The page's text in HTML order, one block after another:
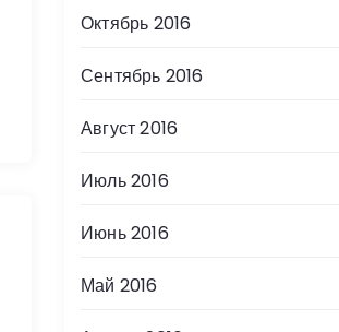
Октябрь 2016
Сентябрь 2016
Август 2016
Июль 2016
Июнь 2016
Май 2016